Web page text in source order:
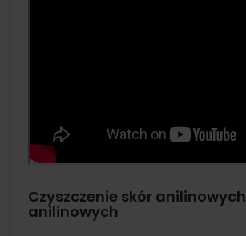
Czyszczenie skór
anilinowych